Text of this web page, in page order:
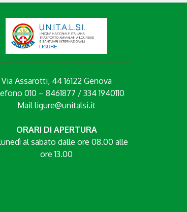
Via Assarotti, 44 16122 Genova
010 – 8461877 / 334 1940110
Mailligure@unitalsi.it
ORARI DI APERTURA
al sabato dalle ore 08.00 alle
ore 13.00